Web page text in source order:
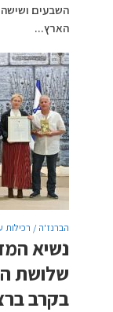
השבעים
הארץ...
הברנז'ה / רכילות
נשיא
שלושת
בקרב